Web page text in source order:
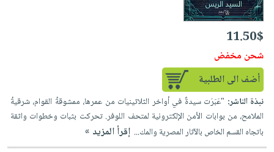
11.50$
شحن مخفض
أضف الى الطلبية
نبذة الناشر: "عَبَرَت سيدةٌ في أواخر الثلاثينيات من عمرها، ممشوقةُ القوام، شرقيةُ
الملامح، من بوابات الأمن الإلكترونية لمتحف اللوفر. تحركت بثبات وخطوات واثقة
باتجاه القسم الخاص بالآثار المصرية والمك... إقرأ المزيد »